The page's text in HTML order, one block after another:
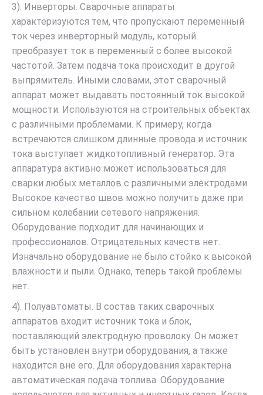
3). Инверторы. Сварочные аппараты
характеризуются тем, что пропускают переменный
ток через инверторный модуль, который
преобразует ток в переменный с более высокой
частотой. Затем подача тока происходит в другой
выпрямитель. Иными словами, этот сварочный
аппарат может выдавать постоянный ток высокой
мощности. Используются на строительных объектах
с различными проблемами. К примеру, когда
встречаются слишком длинные провода и источник
тока выступает жидкотопливный генератор. Эта
аппаратура активно может использоваться для
сварки любых металлов с различными электродами.
Высокое качество швов можно получить даже при
сильном колебании сетевого напряжения.
Оборудование подходит для начинающих и
профессионалов. Отрицательных качеств нет.
Изначально оборудование не было стойко к высокой
влажности и пыли. Однако, теперь такой проблемы
нет.
4). Полуавтоматы. В состав таких сварочных
аппаратов входит источник тока и блок,
поставляющий электродную проволоку. Он может
быть установлен внутри оборудования, а также
находится вне его. Для оборудования характерна
автоматическая подача топлива. Оборудование